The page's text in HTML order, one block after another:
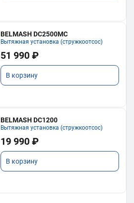
BELMASH DC2500MC
Вытяжная установка (стружкоотсос)
51 990 ₽
В корзину
BELMASH DC1200
Вытяжная установка (стружкоотсос)
19 990 ₽
В корзину